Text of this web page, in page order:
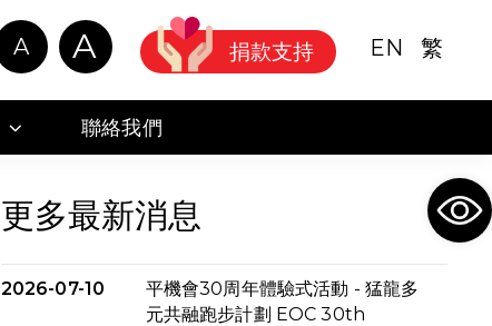
A A 捐款支持 EN 繁
聯絡我們
更多最新消息
2026-07-10
平機會30周年體驗式活動 - 猛龍多
元共融跑步計劃 EOC 30th